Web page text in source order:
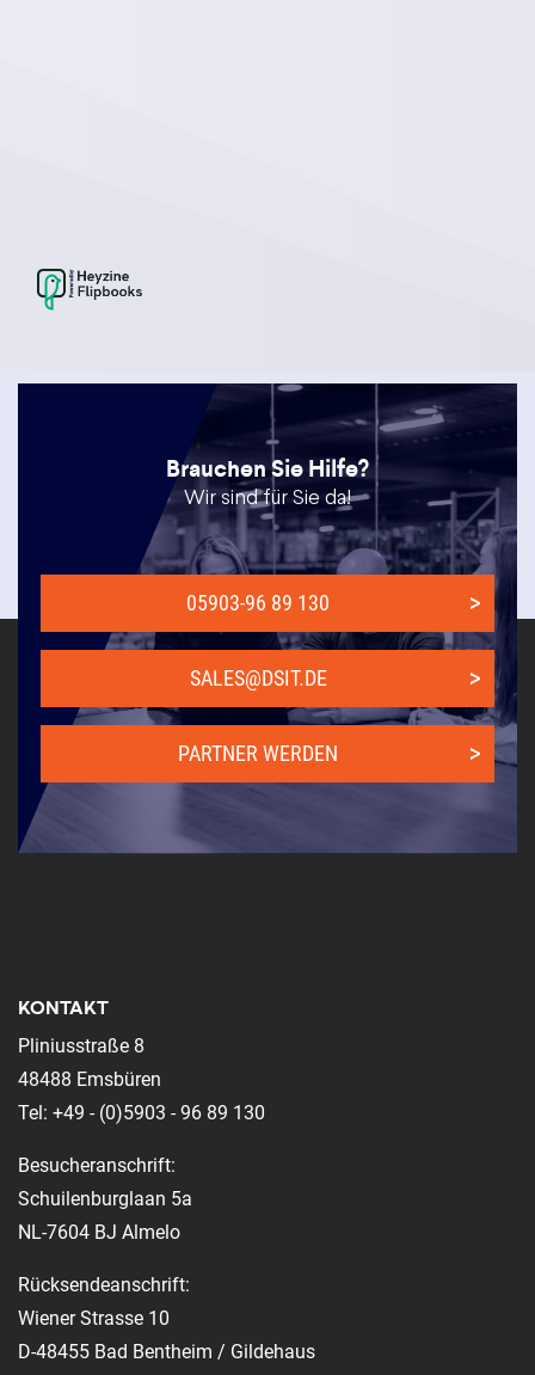
Brauchen Sie Hilfe?
Wir sind für Sie da!
05903-96 89 130
SALES@DSIT.DE
PARTNER WERDEN
KONTAKT
Pliniusstraße 8
48488 Emsbüren
Tel: +49 - (0)5903 - 96 89 130
Besucheranschrift:
Schuilenburglaan 5a
NL-7604 BJ Almelo
Rücksendeanschrift:
Wiener Strasse 10
D-48455 Bad Bentheim / Gildehaus